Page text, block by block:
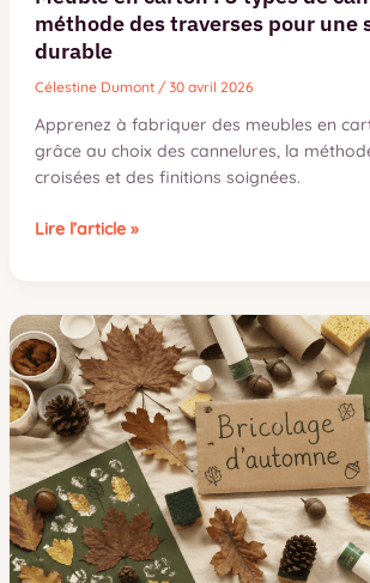
méthode des traverses pour une
durable
Célestine Dumont / 30 avril 2026
Apprenez à fabriquer des meubles en
grâce au choix des cannelures, la
croisées et des finitions soignées.
Meuble
3
types
de
cannelures
et
la
méthode
des
traverses
pour
Lire l’article »